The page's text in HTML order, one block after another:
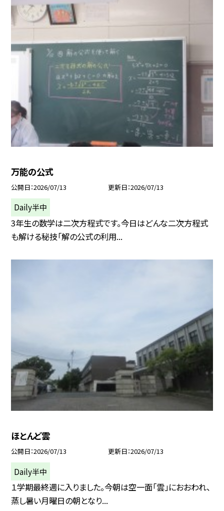
万能の公式
公開日 2026/07/13 更新日 2026/07/13
Daily半中
3年生の数学は二次方程式です。今日はどんな二次方程式
も解ける秘技「解の公式の利用...
ほとんど雲
公開日 2026/07/13 更新日 2026/07/13
Daily半中
１学期最終週に入りました。今朝は空一面「雲」におおわれ、
蒸し暑い月曜日の朝となり...